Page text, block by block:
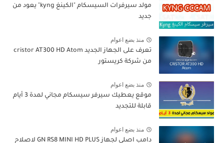
مولد سيرفرات السيسكام "الكينغ kyng" يعود من
جديد
منذ بضع اعوام
تعرف على الجهاز الجديد cristor AT300 HD Atom
من شركة كريستور
منذ بضع اعوام
موقع يعطيك سيرفر سيسكام مجاني لمدة 3 أيام
قابلة للتجديد
منذ بضع اعوام
دامب اصلي لجهاز GN RS8 MINI HD PLUS لاصلاح